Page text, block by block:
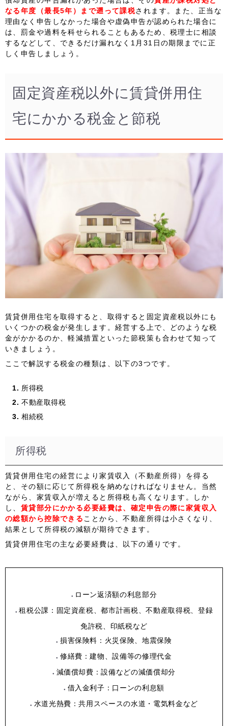
なる年度（最長5年）まで遡って課税されます。また、正当な
理由なく申告しなかった場合や虚偽申告が認められた場合に
は、罰金や過料を科せられることもあるため、税理士に相談
するなどして、できるだけ漏れなく1月31日の期限までに正
しく申告しましょう。
固定資産税以外に賃貸併用住
宅にかかる税金と節税
賃貸併用住宅を取得すると、取得すると固定資産税以外にも
いくつかの税金が発生します。経営する上で、どのような税
金がかかるのか、軽減措置といった節税策も合わせて知って
いきましょう。
ここで解説する税金の種類は、以下の3つです。
所得税
不動産取得税
相続税
所得税
賃貸併用住宅の経営により家賃収入（不動産所得）を得る
と、その額に応じて所得税を納めなければなりません。当然
ながら、家賃収入が増えると所得税も高くなります。しか
し、 賃貸部分にかかる必要経費は、確定申告の際に家賃収入
の総額から控除できる ことから、不動産所得は小さくなり、
結果として所得税の減額が期待できます。
賃貸併用住宅の主な必要経費は、以下の通りです。
ローン返済額の利息部分
租税公課：固定資産税、都市計画税、不動産取得税、登録
免許税、印紙税など
損害保険料：火災保険、地震保険
修繕費：建物、設備等の修理代金
減価償却費：設備などの減価償却分
借入金利子：口ーンの利息額
水道光熱費：共用スペースの水道・電気料金など